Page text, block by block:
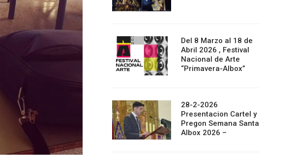
Del 8 Marzo al 18 de
Abril 2026 , Festival
Nacional de Arte
“Primavera-Albox”
28-2-2026
Presentacion Cartel y
Pregon Semana Santa
Albox 2026 –